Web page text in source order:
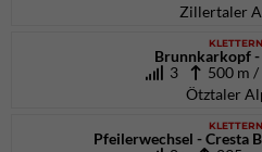
Zillertaler
KLETTERN
Brunnkarkopf -
3
500 m
Ötztaler
KLETTERN
Pfeilerwechsel - Cresta